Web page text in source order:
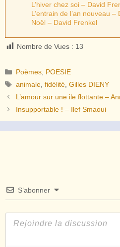
L’hiver chez soi – David
L’entrain de l’an nouveau
Noël – David Frenkel
Nombre de Vues : 13
Catégories
Poèmes POESIE
Étiquettes
animale ,fidélité ,Gilles DIENY
L’amour sur une ile flottante –
Insupportable ! – Ilef Smaoui
S’abonner